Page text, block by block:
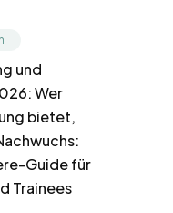
und
Wer
bietet,
Guide für
Trainees